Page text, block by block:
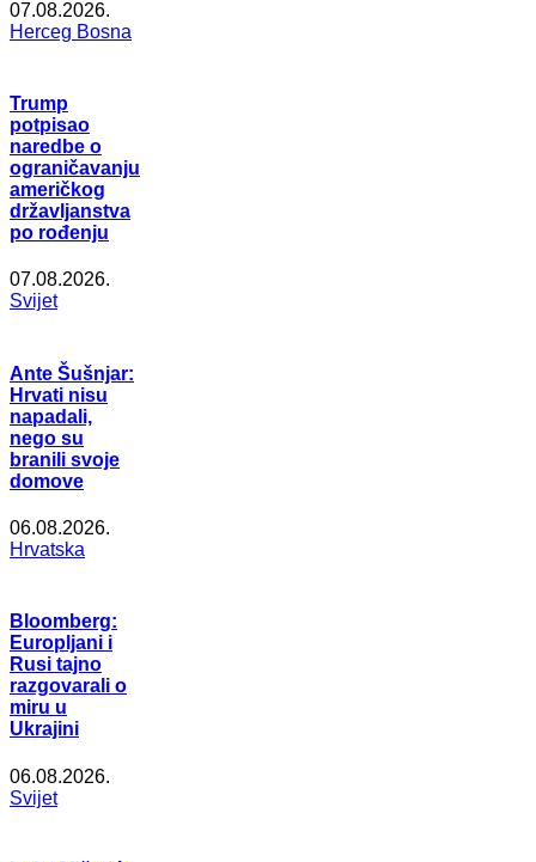
07.08.2026.
Herceg Bosna
Trump
potpisao
naredbe o
ograničavanju
američkog
državljanstva
po rođenju
07.08.2026.
Svijet
Ante Šušnjar:
Hrvati nisu
napadali,
nego su
branili svoje
domove
06.08.2026.
Hrvatska
Bloomberg:
Europljani i
Rusi tajno
razgovarali o
miru u
Ukrajini
06.08.2026.
Svijet